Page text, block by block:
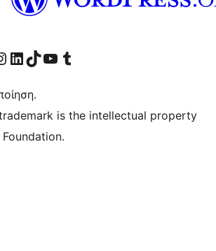
Mastodon
σελίδα μας στο Facebook
τον λογαριασμό μας Instagram
Επισκεφθείτε τον λογαριασμό μας LinkedIn
Visit our TikTok account
Visit our YouTube channel
Visit our Tumblr account
is the intellectual property